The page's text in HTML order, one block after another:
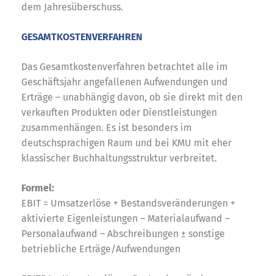
dem Jahresüberschuss.
GESAMTKOSTENVERFAHREN
Das Gesamtkostenverfahren betrachtet alle im
Geschäftsjahr angefallenen Aufwendungen und
Erträge – unabhängig davon, ob sie direkt mit den
verkauften Produkten oder Dienstleistungen
zusammenhängen. Es ist besonders im
deutschsprachigen Raum und bei KMU mit eher
klassischer Buchhaltungsstruktur verbreitet.
Formel:
EBIT = Umsatzerlöse + Bestandsveränderungen +
aktivierte Eigenleistungen – Materialaufwand –
Personalaufwand – Abschreibungen ± sonstige
betriebliche Erträge/Aufwendungen